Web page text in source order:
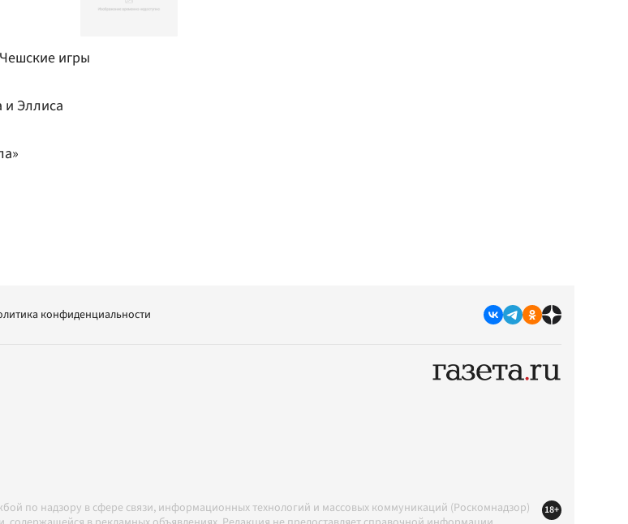
игры
Эллиса
конфиденциальности
по надзору в сфере связи, информационных технологий и массовых коммуникаций (Роскомнадзор)
18+